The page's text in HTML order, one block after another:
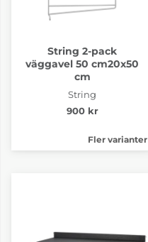
String 2-pack
väggavel 50 cm20x50
cm
String
900 kr
Fler varianter